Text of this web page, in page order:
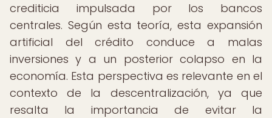
crediticia impulsada por los bancos
centrales. Según esta teoría, esta expansión
artificial del crédito conduce a malas
inversiones y a un posterior colapso en la
economía. Esta perspectiva es relevante en el
contexto de la descentralización, ya que
resalta la importancia de evitar la